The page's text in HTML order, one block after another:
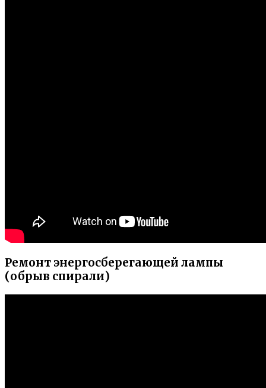
Ремонт энергосберегающей лампы
(обрыв спирали)